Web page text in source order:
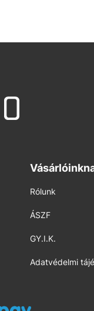
Rólunk
ÁSZF
GY.I.K.
Adatvédelmi